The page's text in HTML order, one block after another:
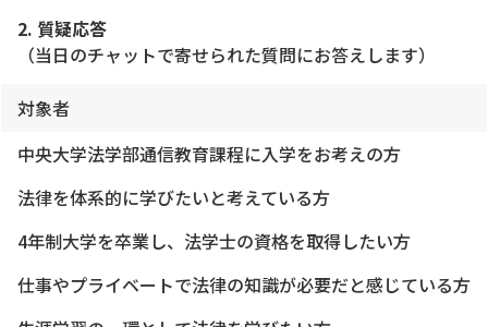
2. 質疑応答
（当日のチャットで寄せられた質問にお答えします）
対象者
中央大学法学部通信教育課程に入学をお考えの方
法律を体系的に学びたいと考えている方
4年制大学を卒業し、法学士の資格を取得したい方
仕事やプライベートで法律の知識が必要だと感じている方